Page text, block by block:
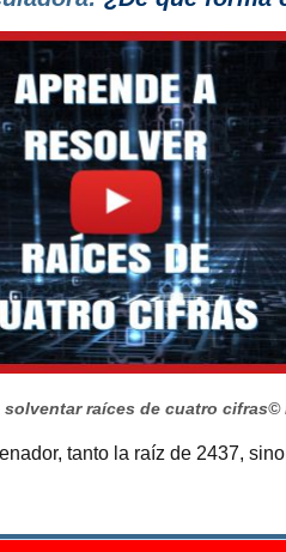
solventar raíces de cuatro cifras©
tanto la raíz de 2437,